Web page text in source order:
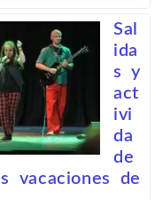
Sal
ida
s y
act
ivi
da
de
vacaciones de